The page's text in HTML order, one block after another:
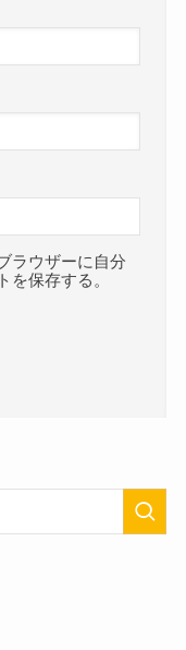
ラウザーに自分
を保存する。